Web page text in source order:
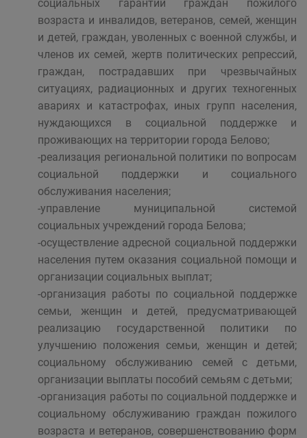
социальных гарантий граждан пожилого
возраста и инвалидов, ветеранов, семей, женщин
и детей, граждан, уволенных с военной службы, и
членов их семей, жертв политических репрессий,
граждан, пострадавших при чрезвычайных
ситуациях, радиационных и других техногенных
авариях и катастрофах, иных групп населения,
нуждающихся в социальной поддержке и
проживающих на территории города Белово;
-реализация региональной политики по вопросам
социальной поддержки и социального
обслуживания населения;
-управление муниципальной системой
социальных учреждений города Белова;
-осуществление адресной социальной поддержки
населения путем оказания социальной помощи и
организации социальных выплат;
-организация работы по социальной поддержке
семьи, женщин и детей, предусматривающей
реализацию государственной политики по
улучшению положения семьи, женщин и детей;
социальному обслуживанию семей с детьми,
организации выплаты пособий семьям с детьми;
-организация работы по социальной поддержке и
социальному обслуживанию граждан пожилого
возраста и ветеранов, совершенствованию форм